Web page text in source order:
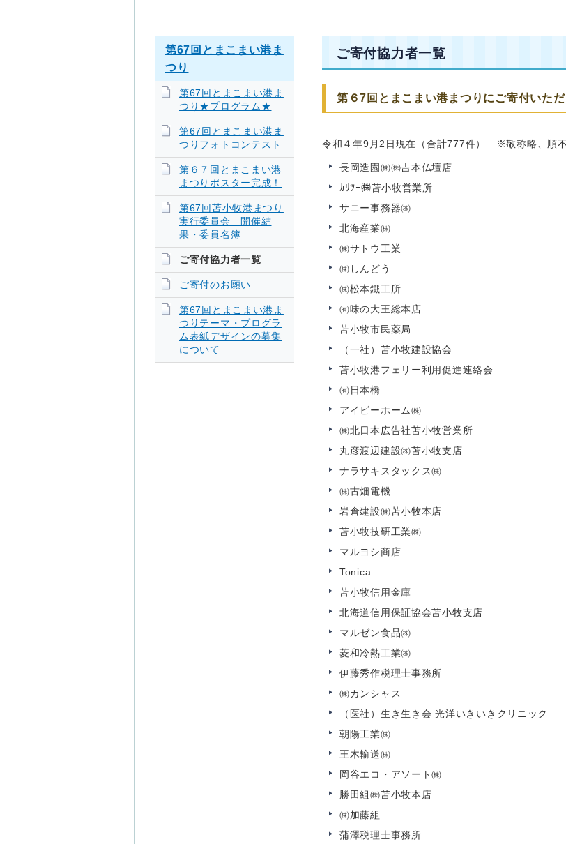
ご寄付協力者一覧
第６7回とまこまい港まつりにご寄付いた
令和４年9月2日現在（合計777件） ※敬称略、順
長岡造園㈱㈱吉本仏壇店
ｶﾘﾂｰ㈱苫小牧営業所
サニー事務器㈱
北海産業㈱
㈱サトウ工業
㈱しんどう
㈱松本鐵工所
㈲味の大王総本店
苫小牧市民薬局
（一社）苫小牧建設協会
苫小牧港フェリー利用促進連絡会
㈲日本橋
アイビーホーム㈱
㈱北日本広告社苫小牧営業所
丸彦渡辺建設㈱苫小牧支店
ナラサキスタックス㈱
㈱古畑電機
岩倉建設㈱苫小牧本店
苫小牧技研工業㈱
マルヨシ商店
Tonica
苫小牧信用金庫
北海道信用保証協会苫小牧支店
マルゼン食品㈱
菱和冷熱工業㈱
伊藤秀作税理士事務所
㈱カンシャス
（医社）生き生き会 光洋いきいきクリニック
朝陽工業㈱
王木輸送㈱
岡谷エコ・アソート㈱
勝田組㈱苫小牧本店
㈱加藤組
蒲澤税理士事務所
第67回とまこまい港ま
つり
第67回とまこまい港ま
つり★プログラム★
第67回とまこまい港ま
つりフォトコンテスト
第６７回とまこまい港
まつりポスター完成！
第67回苫小牧港まつり
実行委員会 開催結
果・委員名簿
ご寄付協力者一覧
ご寄付のお願い
第67回とまこまい港ま
つりテーマ・プログラ
ム表紙デザインの募集
について